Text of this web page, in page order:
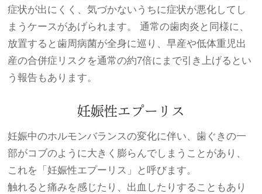
症状が出にくく、気づかないうちに症状が悪化してし
まうケースがあげられます。 通常の歯肉炎と同様に、
放置すると歯周病菌が全身に巡り、早産や低体重児出
産の合併症リスクを通常の約7倍にまで引き上げるとい
う報告もあります。
妊娠性エプーリス
妊娠中のホルモンバランスの変化に伴い、歯ぐきの一
部がコブのように大きく膨らんでしまうことがあり、
これを「妊娠性エプーリス」と呼びます。
触れると痛みを感じたり、出血したりすることもあり